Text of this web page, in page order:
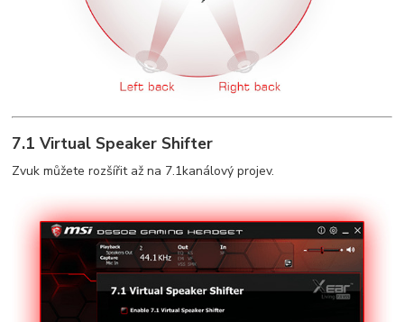
7.1 Virtual Speaker Shifter
Zvuk můžete rozšířit až na 7.1kanálový projev.